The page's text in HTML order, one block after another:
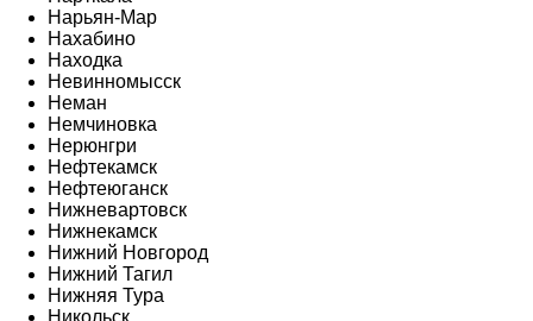
Нарьян-Мар
Нахабино
Находка
Невинномысск
Неман
Немчиновка
Нерюнгри
Нефтекамск
Нефтеюганск
Нижневартовск
Нижнекамск
Нижний Новгород
Нижний Тагил
Нижняя Тура
Никольск